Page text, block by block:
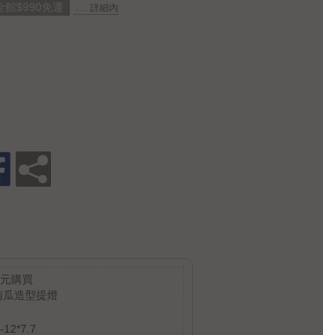
館$990免運
. . . 詳細內
元購買
瓜造型提燈
12*7.7